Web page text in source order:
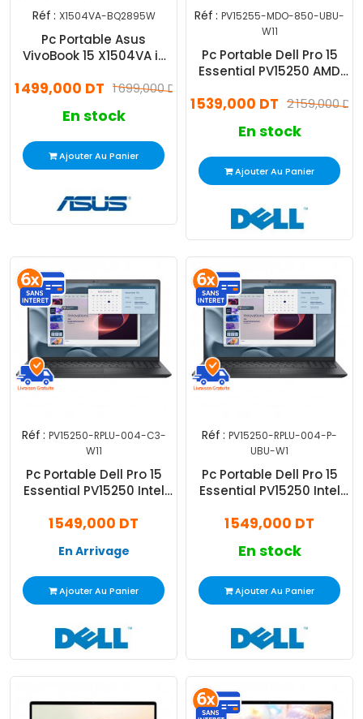
Réf : X1504VA-BQ2895W
Pc Portable Asus
VivoBook 15 X1504VA i3
Windows 111 699,000 DT
1 499,000 DT
En stock
Ajouter Au Panier
Réf : PV15255-MDO-850-UBU-
W11
Pc Portable Dell Pro 15
Essential PV15250 AMD
Windows 11 pro2 159,000 DT
1 539,000 DT
En stock
Ajouter Au Panier
Réf : PV15250-RPLU-004-C3-
W11
Pc Portable Dell Pro 15
Essential PV15250 Intel
Windows 11 Pro
1 549,000 DT
En Arrivage
Ajouter Au Panier
Réf : PV15250-RPLU-004-P-
UBU-W1
Pc Portable Dell Pro 15
Essential PV15250 Intel
Windows 11 Pro
1 549,000 DT
En stock
Ajouter Au Panier